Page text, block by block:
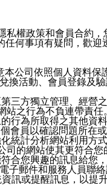
權政策和會員合約，
何事項有疑問，歡迎
公司依照個人資料保
換活動、會員登錄及
三方獨立管理、經營
之行為不負連帶責任
行為所取得之其他資
會員以確認問題所在或
統計分析網站利用方
的網站使其更符合您
合您興趣的訊息給您
郵件和服務人員聯絡
訊或提醒訊息，以提